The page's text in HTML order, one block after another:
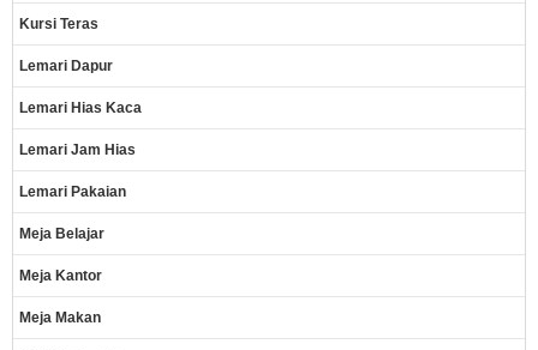
Kursi Teras
Lemari Dapur
Lemari Hias Kaca
Lemari Jam Hias
Lemari Pakaian
Meja Belajar
Meja Kantor
Meja Makan